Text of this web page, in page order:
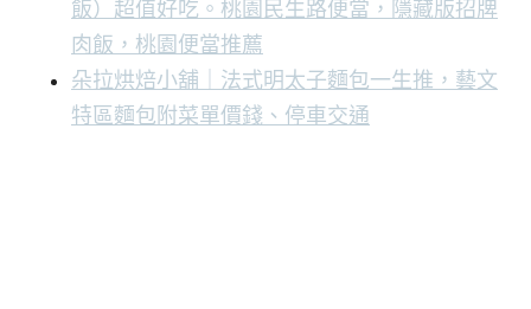
飯）超值好吃。桃園民生路便當，隱藏版招牌
肉飯，桃園便當推薦
朵拉烘焙小舖｜法式明太子麵包一生推，藝文
特區麵包附菜單價錢、停車交通